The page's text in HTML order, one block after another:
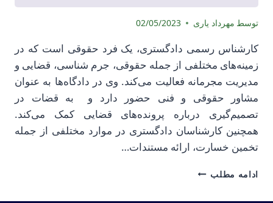
توسط مهرداد یاری 02/05/2023
کارشناس رسمی دادگستری، یک فرد حقوقی است که در
زمینه‌های مختلفی از جمله حقوقی، جرم شناسی، قضایی و
مدیریت مجرمانه فعالیت می‌کند. وی در دادگاه‌ها به عنوان
مشاور حقوقی و فنی حضور دارد و به قضات در
تصمیم‌گیری درباره پرونده‌های قضایی کمک می‌کند.
همچنین کارشناسان دادگستری در موارد مختلفی از جمله
تخمین خسارت، ارائه مستندات…
ادامه مطلب کارشناس